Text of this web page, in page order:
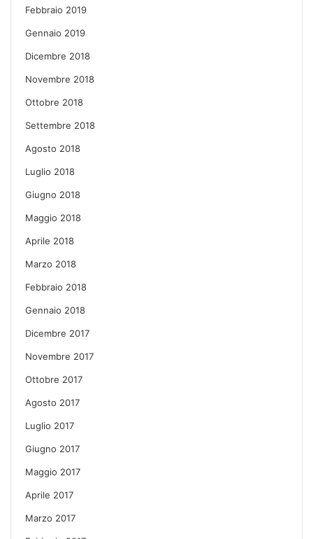
Febbraio 2019
Gennaio 2019
Dicembre 2018
Novembre 2018
Ottobre 2018
Settembre 2018
Agosto 2018
Luglio 2018
Giugno 2018
Maggio 2018
Aprile 2018
Marzo 2018
Febbraio 2018
Gennaio 2018
Dicembre 2017
Novembre 2017
Ottobre 2017
Agosto 2017
Luglio 2017
Giugno 2017
Maggio 2017
Aprile 2017
Marzo 2017